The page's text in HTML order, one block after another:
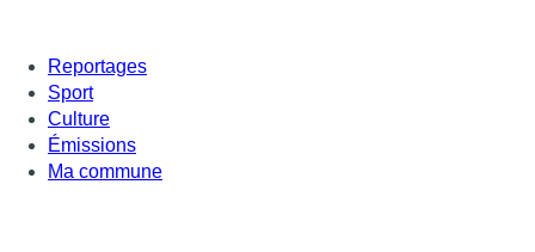
Reportages
Sport
Culture
Émissions
Ma commune